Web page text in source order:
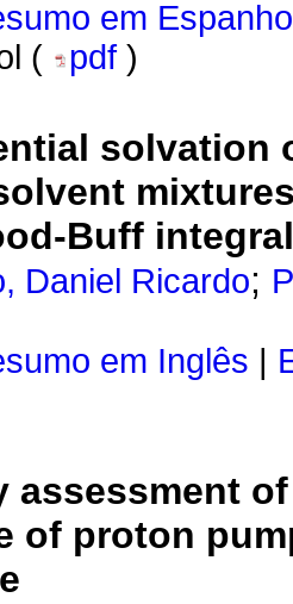
em
(
pdf )
solvation
Buff
Daniel Ricardo;
em Inglês
assessment
of proton